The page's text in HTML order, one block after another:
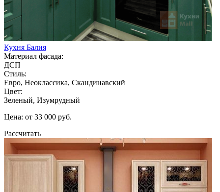
Кухня Балия
Материал фасада:
ДСП
Стиль:
Евро, Неоклассика, Скандинавский
Цвет:
Зеленый, Изумрудный
Цена: от 33 000 руб.
Рассчитать